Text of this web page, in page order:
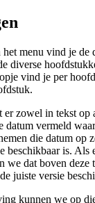
menu vind je de
diverse
vind je per
er zowel in tekst op
datum vermeld
die datum op
beschikbaar is. Als
we dat boven deze
juiste versie
kunnen we op